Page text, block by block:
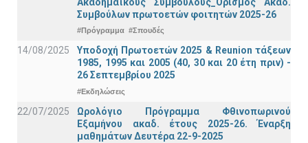
Συμβούλων πρωτοετών φοιτητών 2025-26
#Πρόγραμμα #Σπουδές
14/08/2025
Υποδοχή Πρωτοετών 2025 & Reunion τάξεων
1985, 1995 και 2005 (40, 30 και 20 έτη πριν) -
26 Σεπτεμβρίου 2025
#Εκδηλώσεις
22/07/2025
Ωρολόγιο Πρόγραμμα Φθινοπωρινού
Εξαμήνου ακαδ. έτους 2025-26. Έναρξη
μαθημάτων Δευτέρα 22-9-2025